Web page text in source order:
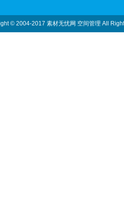
© 2004-2017 素材无忧网 空间管理 All